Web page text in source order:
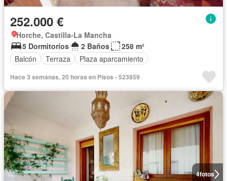
252.000 €
Horche, Castilla-La Mancha
5 Dormitorios
2 Baños
258 m²
Balcón
Terraza Plaza aparcamiento
Hace 3 semanas, 20 horas en Pisos - 523859
4fotos